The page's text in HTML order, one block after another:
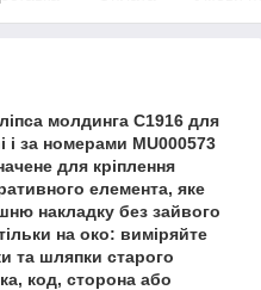
молдинга C1916 для
за номерами MU000573
для кріплення
елемента, яке
накладку без зайвого
на око: виміряйте
та шляпки старого
код, сторона або